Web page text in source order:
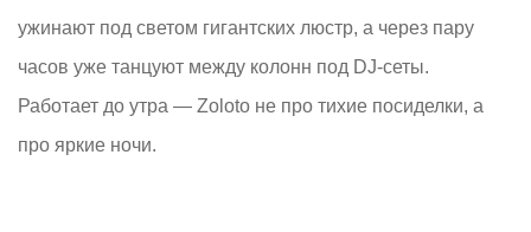
ужинают под светом гигантских люстр, а через пару
часов уже танцуют между колонн под DJ-сеты.
Работает до утра — Zoloto не про тихие посиделки, а
про яркие ночи.